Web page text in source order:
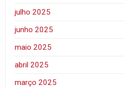
julho 2025
junho 2025
maio 2025
abril 2025
março 2025